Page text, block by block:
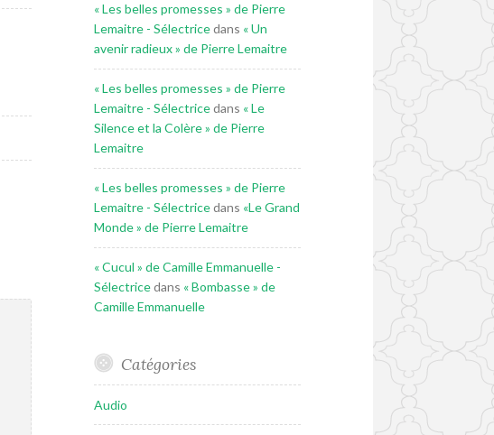
« Les belles promesses » de Pierre
Lemaitre - Sélectricedans « Un
avenir radieux » de Pierre Lemaitre
« Les belles promesses » de Pierre
Lemaitre - Sélectricedans « Le
Silence et la Colère » de Pierre
Lemaitre
« Les belles promesses » de Pierre
Lemaitre - Sélectricedans «Le Grand
Monde » de Pierre Lemaitre
« Cucul » de Camille Emmanuelle -
Sélectricedans « Bombasse » de
Camille Emmanuelle
Catégories
Audio